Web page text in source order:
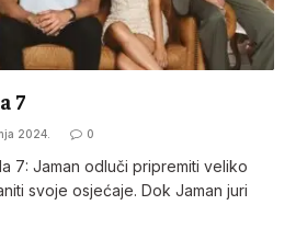
7
2024. 0
7: Jaman odluči pripremiti veliko
svoje osjećaje. Dok Jaman juri